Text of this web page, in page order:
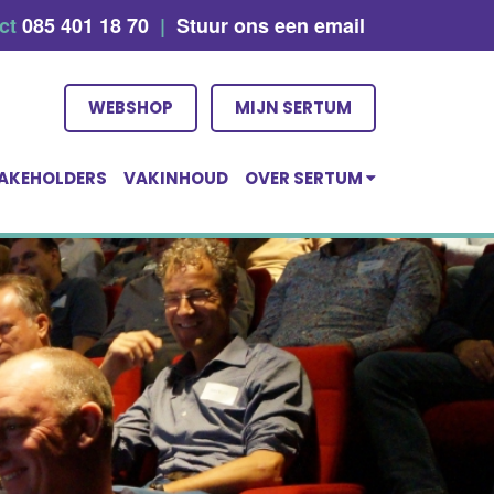
085 401 18 70 | Stuur ons een email
WEBSHOP MIJN SERTUM
VAKINHOUD OVER SERTUM